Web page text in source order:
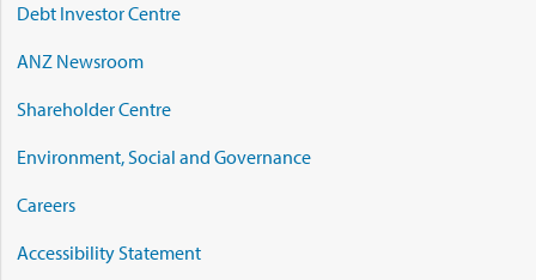
Debt Investor Centre
ANZ Newsroom
Shareholder Centre
Environment, Social and Governance
Careers
Accessibility Statement